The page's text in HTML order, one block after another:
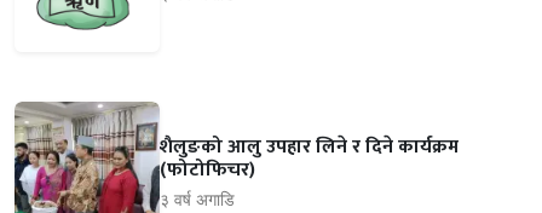
शैलुङको आलु उपहार लिने र दिने कार्यक्रम
(फोटोफिचर)
३ वर्ष अगाडि